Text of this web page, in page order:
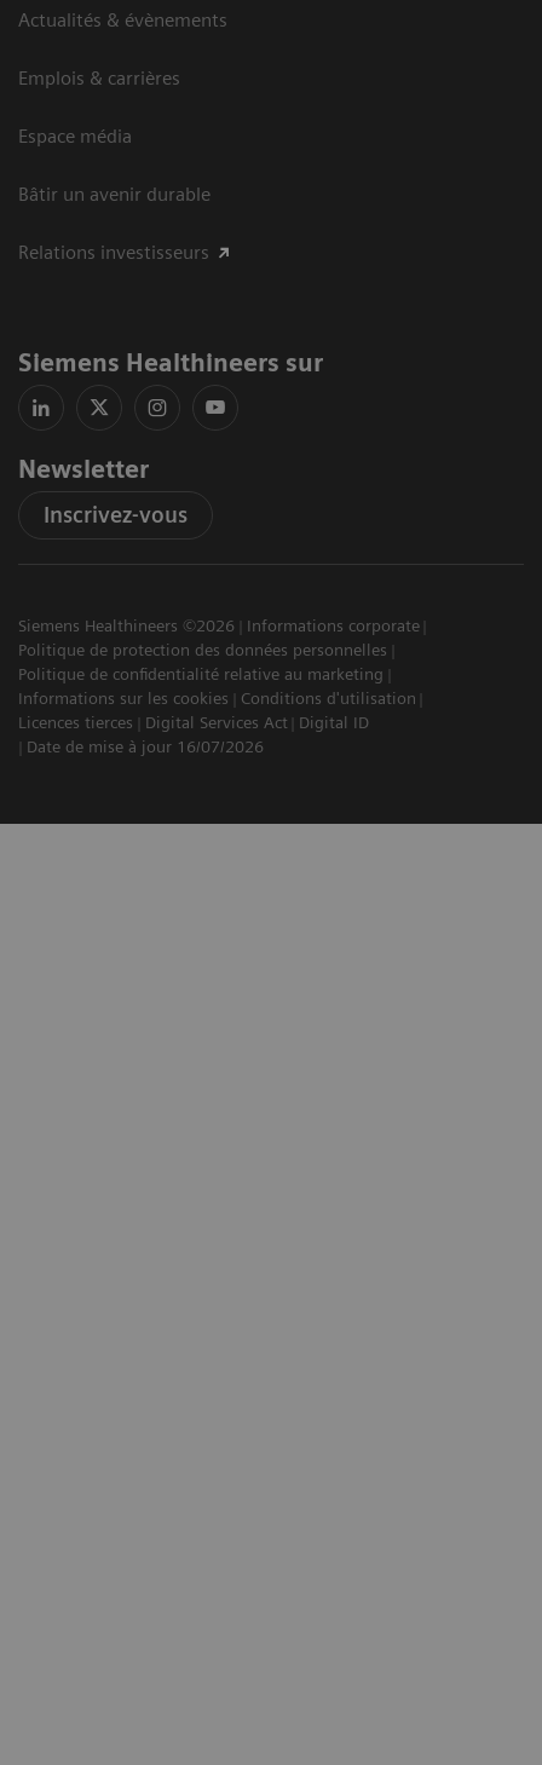
Actualités & évènements
Emplois & carrières
Espace média
Bâtir un avenir durable
Relations investisseurs
Siemens Healthineers sur
Newsletter
Inscrivez-vous
Siemens Healthineers ©2026
Informations corporate
Politique de protection des données personnelles
Politique de confidentialité relative au marketing
Informations sur les cookies
Conditions d'utilisation
Licences tierces
Digital Services Act
Digital ID
Date de mise à jour 16/07/2026